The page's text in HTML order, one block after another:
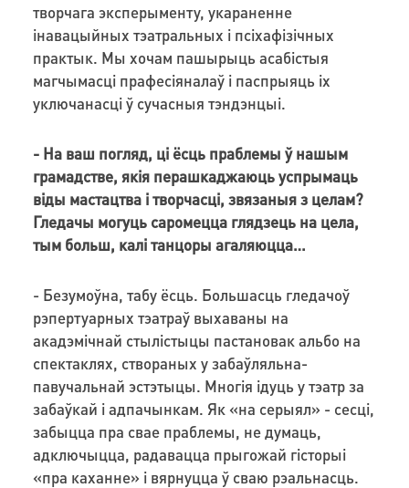
творчага эксперыменту, укараненне
інавацыйных тэатральных і псіхафізічных
практык. Мы хочам пашырыць асабістыя
магчымасці прафесіяналаў і паспрыяць іх
уключанасці ў сучасныя тэндэнцыі.
- На ваш погляд, ці ёсць праблемы ў нашым
грамадстве, якія перашкаджаюць успрымаць
віды мастацтва і творчасці, звязаныя з целам?
Гледачы могуць саромецца глядзець на цела,
тым больш, калі танцоры агаляюцца…
- Безумоўна, табу ёсць. Большасць гледачоў
рэпертуарных тэатраў выхаваны на
акадэмічнай стылістыцы пастановак альбо на
спектаклях, створаных у забаўляльна-
павучальнай эстэтыцы. Многія ідуць у тэатр за
забаўкай і адпачынкам. Як «на серыял» - сесці,
забыцца пра свае праблемы, не думаць,
адключыцца, радавацца прыгожай гісторыі
«пра каханне» і вярнуцца ў сваю рэальнасць.